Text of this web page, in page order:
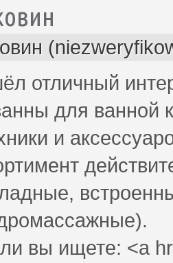
отличный
для ванной
и
вы ищете: <a